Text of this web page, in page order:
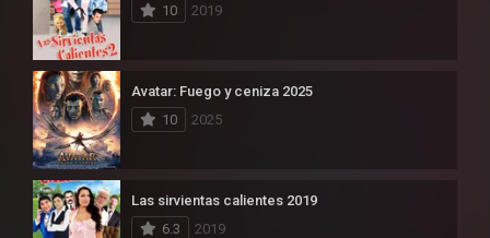
10
2019
Avatar: Fuego y ceniza 2025
10
2025
Las sirvientas calientes 2019
6.3
2019